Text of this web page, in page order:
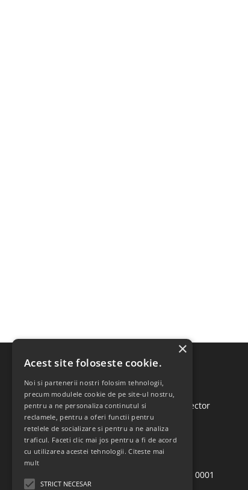
SC RICOMED SRL
Str. Vasile Mironiuc nr. 3, Sector
1 - București, România
C.I.F.: RO 7866714
Reg. Comerț: J40/9552/95
RO20 RNCB 0071 0114 3879 0001
Acest site foloseste cookie.
Noi si partenerii nostri folosim tehnologii,
precum modulele cookie de pe site-ul nostru,
pentru a ne personaliza continutul si
reclamele, pentru a oferi functii pentru
retelele de socializare si pentru a ne analiza
traficul. Faceti clic mai jos pentru a fi de acord
cu utilizarea acestei tehnologii.Citeste mai
mult
STRICT NECESAR
×